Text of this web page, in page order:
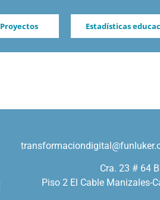
Proyectos Estadísticas
Cra. 23 # 64
Piso 2 El Cable Manizales-